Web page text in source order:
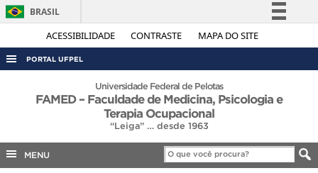
ACESSIBILIDADE CONTRASTE MAPA DO SITE
BRASIL
Simplifique!
Acesso à informação
Legislação
Canais
PORTAL UFPEL
ACESSO À INFORMAÇÃO
CONCURSOS
Universidade Federal de Pelotas
FAMED – Faculdade de Medicina, Psicologia e
Terapia Ocupacional
“Leiga” … desde 1963
MENU